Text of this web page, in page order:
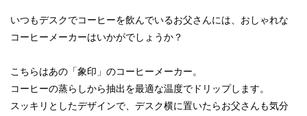
いつもデスクでコーヒーを飲んでいるお父さんには、おしゃれな
コーヒーメーカーはいかがでしょうか？
こちらはあの「象印」のコーヒーメーカー。
コーヒーの蒸らしから抽出を最適な温度でドリップします。
スッキリとしたデザインで、デスク横に置いたらお父さんも気分